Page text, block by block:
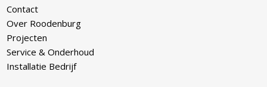
Contact
Over Roodenburg
Projecten
Service & Onderhoud
Installatie Bedrijf